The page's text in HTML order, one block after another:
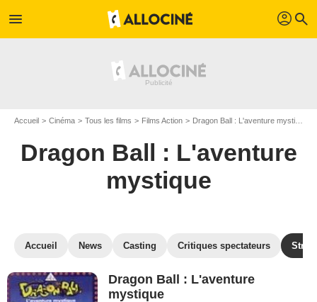
menu profil search
Accueil Cinéma Tous les films Films Action Dragon Ball : L'aventure mystique
Dragon Ball : L'aventure
mystique
Accueil News Casting Critiques spectateurs
Dragon Ball : L'aventure
mystique